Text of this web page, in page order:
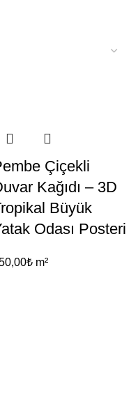
Çiçekli
Kağıdı – 3D
Büyük
Odası Posteri
₺ m²